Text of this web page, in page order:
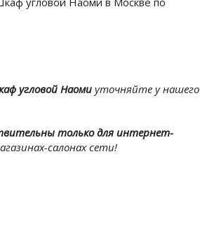
угловой Наоми уточняйте у нашего
только для интернет-
салонах сети!